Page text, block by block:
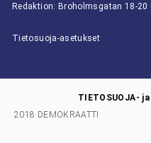
Redaktion: Broholmsgatan 18-20
Tietosuoja-asetukset
2018 DEMOKRAATTI
TIETOSUOJA- ja